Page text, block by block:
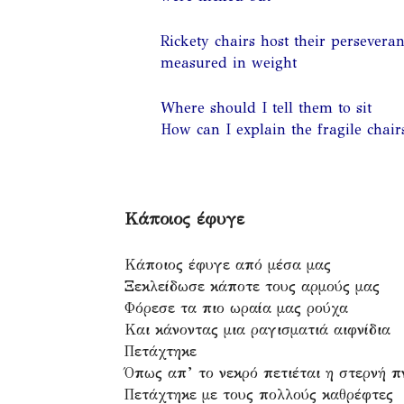
Rickety chairs host their
measured in weight
Where should I tell them to sit
How can I explain the fragile
Κάποιος έφυγε
Κάποιος έφυγε από μέσα μας
Ξεκλείδωσε κάποτε τους αρμούς μας
Φόρεσε τα πιο ωραία μας ρούχα
Και κάνοντας μια ραγισματιά αιφνίδια
Πετάχτηκε
Όπως απ’ το νεκρό πετιέται η στερνή
Πετάχτηκε με τους πολλούς καθρέφτες